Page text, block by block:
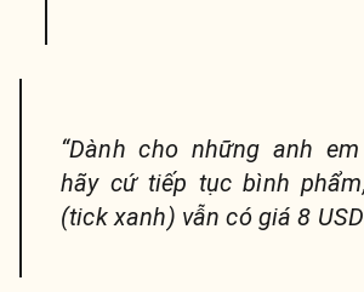
“Dành cho những anh
hãy cứ tiếp tục bình
(tick xanh) vẫn có giá 8